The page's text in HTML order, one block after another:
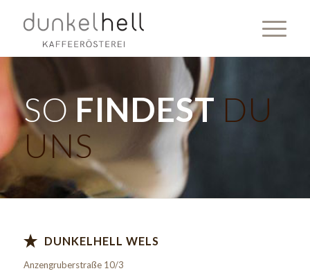
SO FINDEST DU
UNS
DUNKELHELL WELS
Anzengruberstraße 10/3